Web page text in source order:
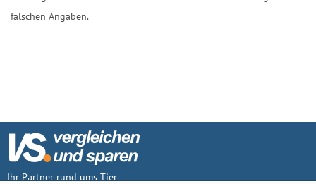
falschen Angaben.
Ihr Partner rund ums Tier